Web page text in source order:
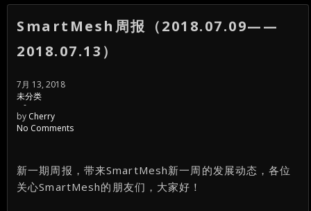
SmartMesh周报（2018.07.09——
2018.07.13）
7月 13, 2018
未分类
-
by Cherry
No Comments
新一期周报，带来SmartMesh新一周的发展动态，各位
关心SmartMesh的朋友们，大家好！